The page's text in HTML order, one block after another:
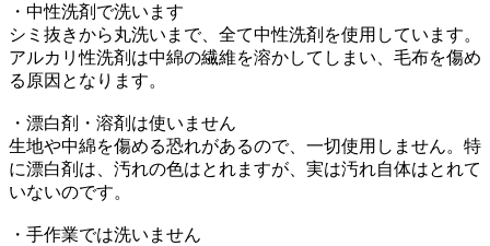
・中性洗剤で洗います
シミ抜きから丸洗いまで、全て中性洗剤を使用しています。
アルカリ性洗剤は中綿の繊維を溶かしてしまい、毛布を傷め
る原因となります。
・漂白剤・溶剤は使いません
生地や中綿を傷める恐れがあるので、一切使用しません。特
に漂白剤は、汚れの色はとれますが、実は汚れ自体はとれて
いないのです。
・手作業では洗いません